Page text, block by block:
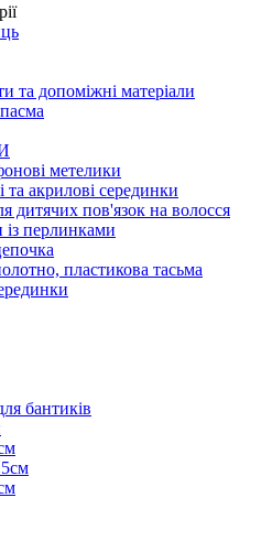
та допоміжні матеріали
метелики
та акрилові серединки
дитячих пов'язок на волосся
перлинками
пластикова тасьма
бантиків